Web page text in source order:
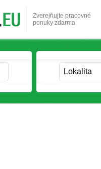
Zverejňujte pracovné
ponuky zdarma